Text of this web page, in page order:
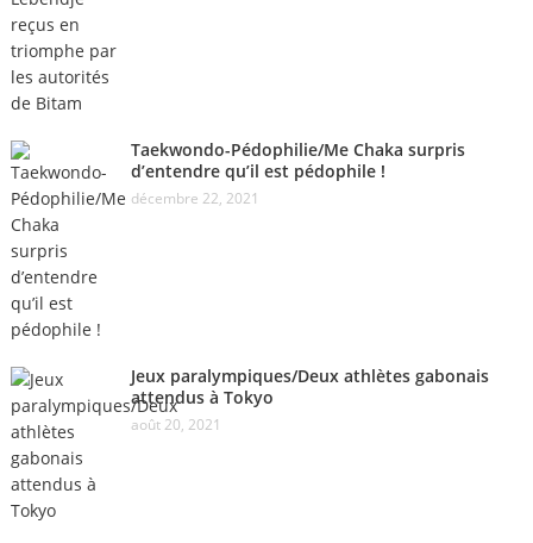
Taekwondo-Pédophilie/Me Chaka surpris
d’entendre qu’il est pédophile !
décembre 22, 2021
Jeux paralympiques/Deux athlètes gabonais
attendus à Tokyo
août 20, 2021